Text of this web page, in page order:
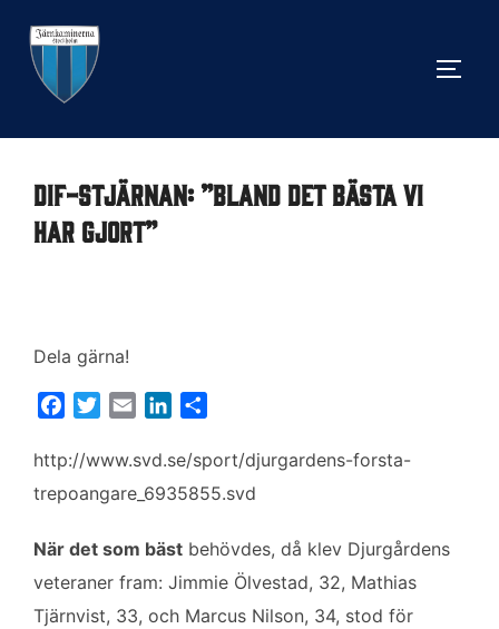
innehåll
Dif-stjärnan: ”Bland det bästa vi
har gjort”
Dela gärna!
c
e
k
i
t
a
n
k
d
n
l
a
http://www.svd.se/sport/djurgardens-forsta-
trepoangare_6935855.svd
När det som bäst behövdes, då klev Djurgårdens
veteraner fram: Jimmie Ölvestad, 32, Mathias
Tjärnvist, 33, och Marcus Nilson, 34, stod för